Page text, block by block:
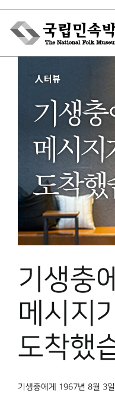
Skip
content
박물관에서는
민속이야기
민속 인사이드
원문보기 PDF
박물관 홈페이지
기생충
메시지
도착했
기생충에게 1967년 8월 3